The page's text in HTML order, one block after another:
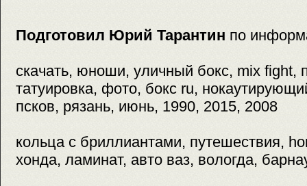
Подготовил Юрий Тарантин по
скачать, юноши, уличный бокс, mix fight,
татуировка, фото, бокс ru,
псков, рязань, июнь, 1990, 2015, 2008
кольца с бриллиантами, путешествия,
хонда, ламинат, авто ваз, вологда,